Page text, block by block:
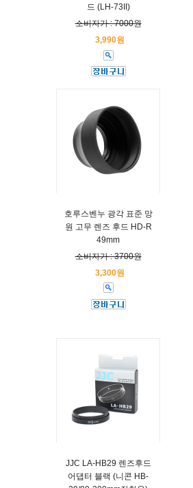
드 (LH-73II)
소비자가 : 7000원
3,990원
호루스벤누 광각 표준 망
원 고무 렌즈 후드 HD-R
49mm
소비자가 : 3700원
3,300원
JJC LA-HB29 렌즈후드
어댑터 블랙 (니콘 HB-